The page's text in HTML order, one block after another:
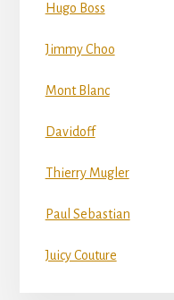
Hugo Boss
Jimmy Choo
Mont Blanc
Davidoff
Thierry Mugler
Paul Sebastian
Juicy Couture